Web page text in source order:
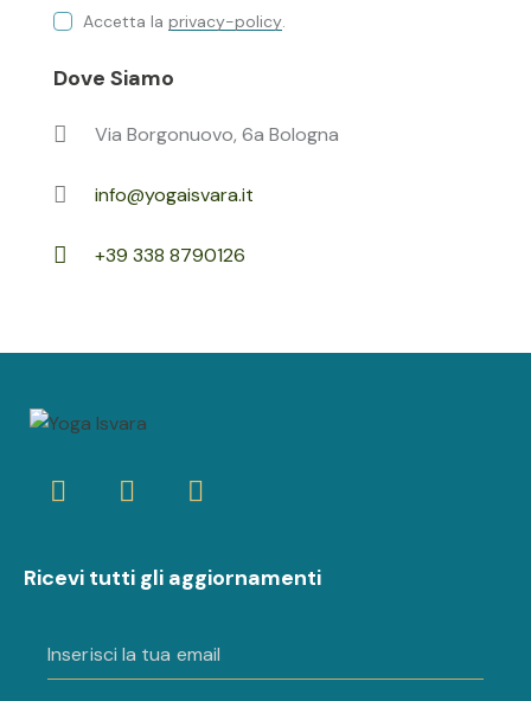
Accetta laprivacy-policy.
Dove Siamo
Via Borgonuovo, 6a Bologna
info@yogaisvara.it
+39 338 8790126
Ricevi tutti gli aggiornamenti